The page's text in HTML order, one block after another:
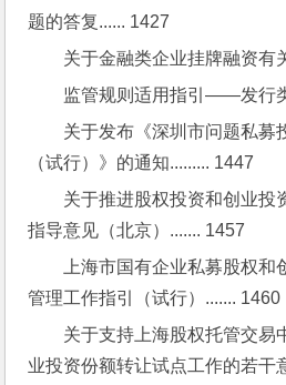
题的答复...... 1427
关于金融类企业挂牌融资有
监管规则适用指引——发行
关于发布《深圳市问题私募
（试行）》的通知......... 1447
关于推进股权投资和创业投
指导意见（北京）....... 1457
上海市国有企业私募股权
管理工作指引（试行）....... 1460
关于支持上海股权托管交易
业投资份额转让试点工作的若干